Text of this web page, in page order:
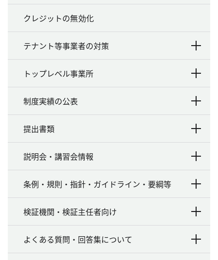
クレジットの無効化
テナント等事業者の対策
トップレベル事業所
制度実績の公表
提出書類
説明会・講習会情報
条例・規則・指針・ガイドライン・要綱等
検証機関・検証主任者向け
よくある質問・回答集について